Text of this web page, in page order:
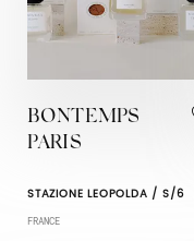
BONTEMPS
PARIS
STAZIONE LEOPOLDA / S/6
FRANCE